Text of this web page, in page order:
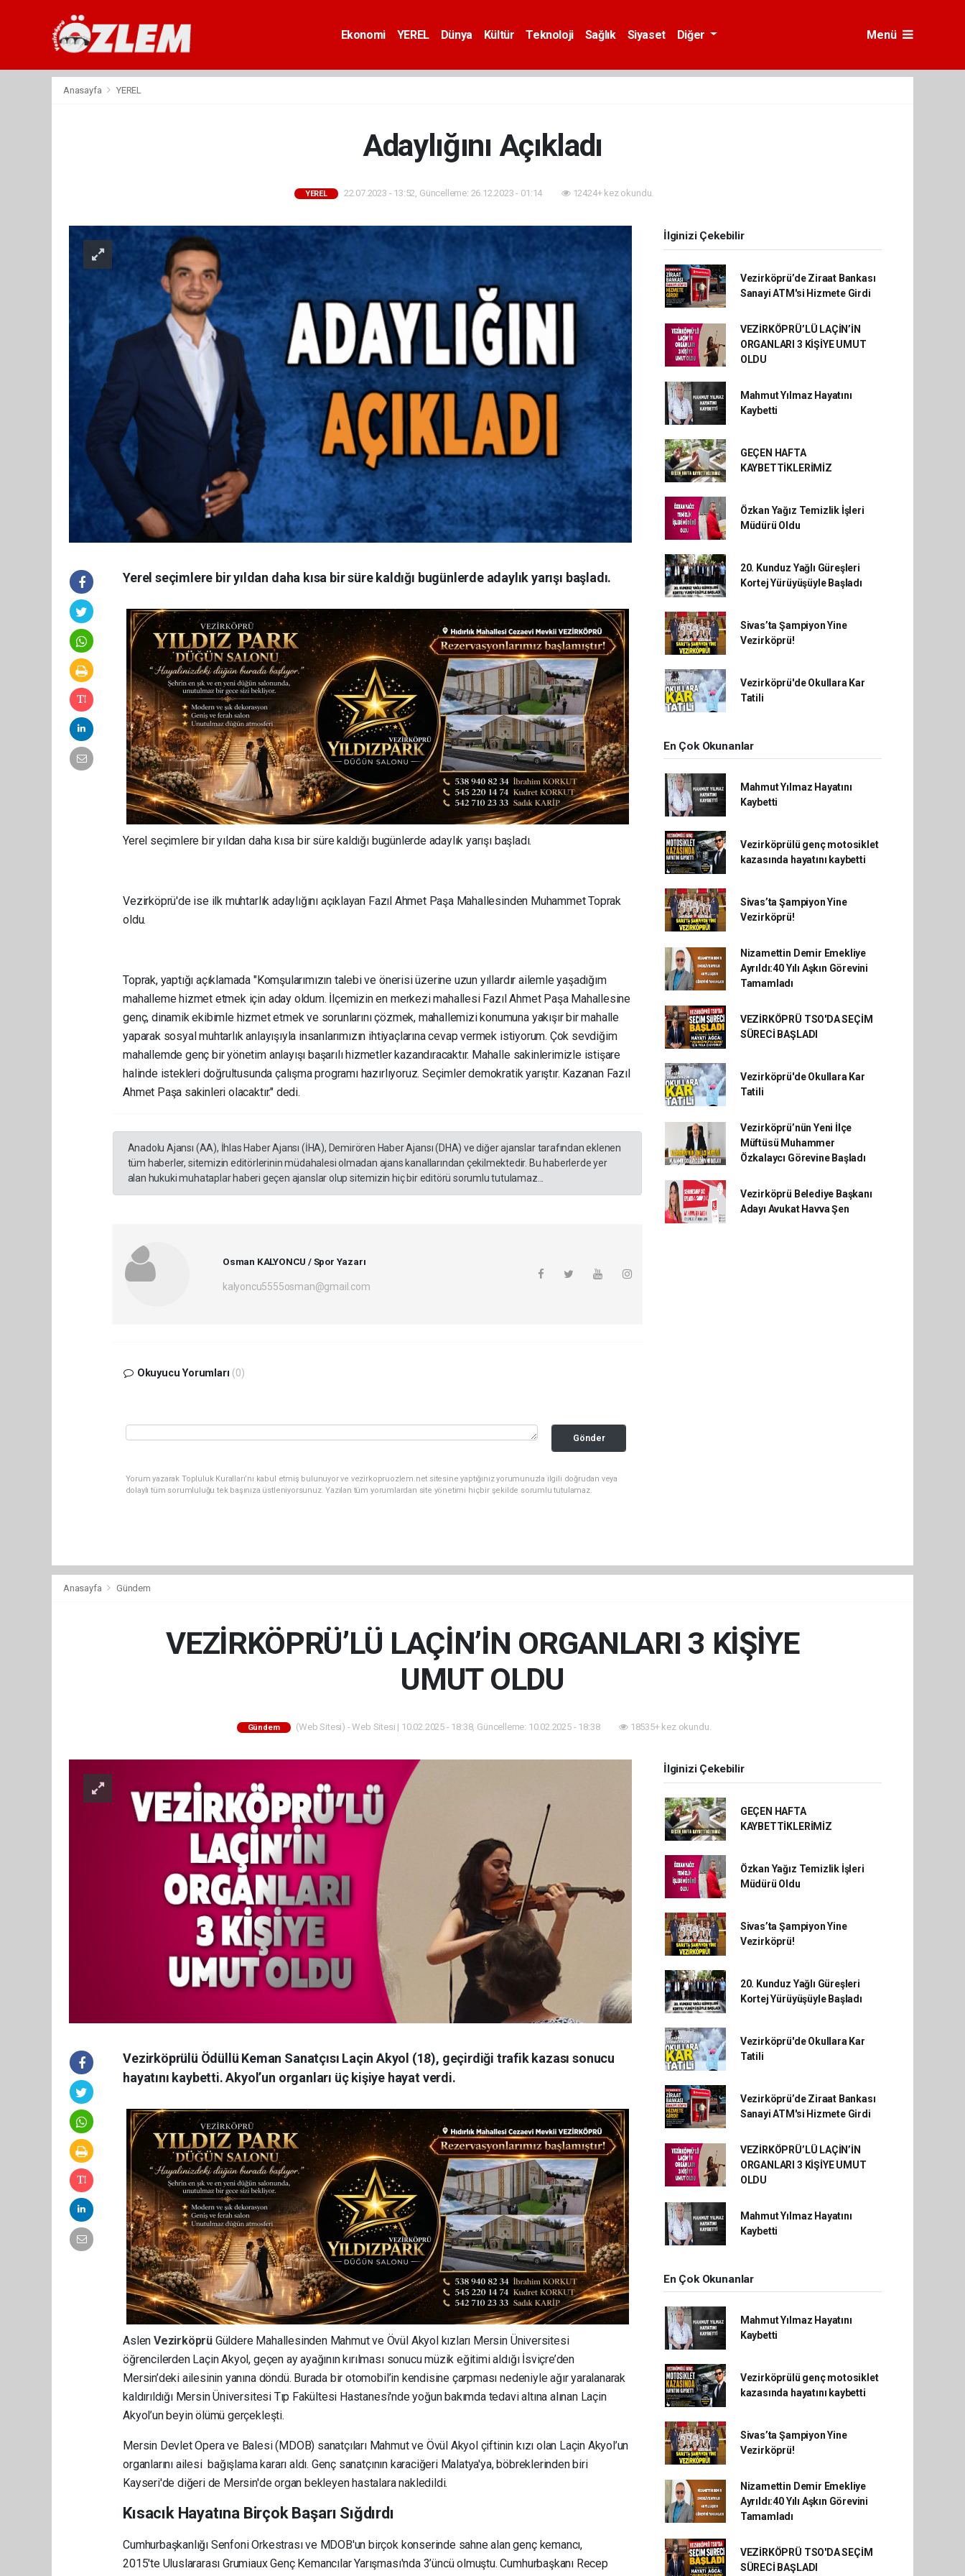
Ekonomi YEREL Dünya Kültür Teknoloji Sağlık Siyaset Diğer Menü
Anasayfa YEREL
Adaylığını Açıkladı
YEREL 22.07.2023 - 13:52, Güncelleme: 26.12.2023 - 01:14 12424+ kez okundu.
Yerel seçimlere bir yıldan daha kısa bir süre kaldığı bugünlerde adaylık yarışı başladı.
Yerel seçimlere bir yıldan daha kısa bir süre kaldığı bugünlerde adaylık yarışı başladı.
Vezirköprü'de ise ilk muhtarlık adaylığını açıklayan Fazıl Ahmet Paşa Mahallesinden Muhammet Toprak
oldu.
Toprak, yaptığı açıklamada "Komşularımızın talebi ve önerisi üzerine uzun yıllardır ailemle yaşadığım
mahalleme hizmet etmek için aday oldum. İlçemizin en merkezi mahallesi Fazıl Ahmet Paşa Mahallesine
genç, dinamik ekibimle hizmet etmek ve sorunlarını çözmek, mahallemizi konumuna yakışır bir mahalle
yaparak sosyal muhtarlık anlayışıyla insanlarımızın ihtiyaçlarına cevap vermek istiyorum. Çok sevdiğim
mahallemde genç bir yönetim anlayışı başarılı hizmetler kazandıracaktır. Mahalle sakinlerimizle istişare
halinde istekleri doğrultusunda çalışma programı hazırlıyoruz. Seçimler demokratik yarıştır. Kazanan Fazıl
Ahmet Paşa sakinleri olacaktır." dedi.
Anadolu Ajansı (AA), İhlas Haber Ajansı (İHA), Demirören Haber Ajansı (DHA) ve diğer ajanslar tarafından eklenen
tüm haberler, sitemizin editörlerinin müdahalesi olmadan ajans kanallarından çekilmektedir. Bu haberlerde yer
alan hukuki muhataplar haberi geçen ajanslar olup sitemizin hiç bir editörü sorumlu tutulamaz...
Osman KALYONCU / Spor Yazarı
kalyoncu5555osman@gmail.com
Okuyucu Yorumları (0)
Gönder
Yorum yazarak Topluluk Kuralları’nı kabul etmiş bulunuyor ve vezirkopruozlem.net sitesine yaptığınız yorumunuzla ilgili doğrudan veya
dolaylı tüm sorumluluğu tek başınıza üstleniyorsunuz. Yazılan tüm yorumlardan site yönetimi hiçbir şekilde sorumlu tutulamaz.
İlginizi Çekebilir
Vezirköprü’de Ziraat Bankası
Sanayi ATM'si Hizmete Girdi
VEZİRKÖPRÜ’LÜ LAÇİN’İN
ORGANLARI 3 KİŞİYE UMUT
OLDU
Mahmut Yılmaz Hayatını
Kaybetti
GEÇEN HAFTA
KAYBETTİKLERİMİZ
Özkan Yağız Temizlik İşleri
Müdürü Oldu
20. Kunduz Yağlı Güreşleri
Kortej Yürüyüşüyle Başladı
Sivas’ta Şampiyon Yine
Vezirköprü!
Vezirköprü'de Okullara Kar
Tatili
En Çok Okunanlar
Mahmut Yılmaz Hayatını
Kaybetti
Vezirköprülü genç motosiklet
kazasında hayatını kaybetti
Sivas’ta Şampiyon Yine
Vezirköprü!
Nizamettin Demir Emekliye
Ayrıldı:40 Yılı Aşkın Görevini
Tamamladı
VEZİRKÖPRÜ TSO'DA SEÇİM
SÜRECİ BAŞLADI
Vezirköprü'de Okullara Kar
Tatili
Vezirköprü’nün Yeni İlçe
Müftüsü Muhammer
Özkalaycı Görevine Başladı
Vezirköprü Belediye Başkanı
Adayı Avukat Havva Şen
Anasayfa Gündem
VEZİRKÖPRÜ’LÜ LAÇİN’İN ORGANLARI 3 KİŞİYE
UMUT OLDU
Gündem (Web Sitesi) - Web Sitesi | 10.02.2025 - 18:38, Güncelleme: 10.02.2025 - 18:38 18535+ kez okundu.
Vezirköprülü Ödüllü Keman Sanatçısı Laçin Akyol (18), geçirdiği trafik kazası sonucu
hayatını kaybetti. Akyol’un organları üç kişiye hayat verdi.
Aslen Vezirköprü Güldere Mahallesinden Mahmut ve Övül Akyol kızları Mersin Üniversitesi
öğrencilerden Laçin Akyol, geçen ay ayağının kırılması sonucu müzik eğitimi aldığı İsviçre’den
Mersin’deki ailesinin yanına döndü. Burada bir otomobil’in kendisine çarpması nedeniyle ağır yaralanarak
kaldırıldığı Mersin Üniversitesi Tıp Fakültesi Hastanesi'nde yoğun bakımda tedavi altına alınan Laçin
Akyol’un beyin ölümü gerçekleşti.
Mersin Devlet Opera ve Balesi (MDOB) sanatçıları Mahmut ve Övül Akyol çiftinin kızı olan Laçin Akyol’un
organlarını ailesi bağışlama kararı aldı. Genç sanatçının karaciğeri Malatya'ya, böbreklerinden biri
Kayseri'de diğeri de Mersin'de organ bekleyen hastalara nakledildi.
Kısacık Hayatına Birçok Başarı Sığdırdı
Cumhurbaşkanlığı Senfoni Orkestrası ve MDOB'un birçok konserinde sahne alan genç kemancı,
2015'te Uluslararası Grumiaux Genç Kemancılar Yarışması'nda 3’üncü olmuştu. Cumhurbaşkanı Recep
İlginizi Çekebilir
GEÇEN HAFTA
KAYBETTİKLERİMİZ
Özkan Yağız Temizlik İşleri
Müdürü Oldu
Sivas’ta Şampiyon Yine
Vezirköprü!
20. Kunduz Yağlı Güreşleri
Kortej Yürüyüşüyle Başladı
Vezirköprü'de Okullara Kar
Tatili
Vezirköprü’de Ziraat Bankası
Sanayi ATM'si Hizmete Girdi
VEZİRKÖPRÜ’LÜ LAÇİN’İN
ORGANLARI 3 KİŞİYE UMUT
OLDU
Mahmut Yılmaz Hayatını
Kaybetti
En Çok Okunanlar
Mahmut Yılmaz Hayatını
Kaybetti
Vezirköprülü genç motosiklet
kazasında hayatını kaybetti
Sivas’ta Şampiyon Yine
Vezirköprü!
Nizamettin Demir Emekliye
Ayrıldı:40 Yılı Aşkın Görevini
Tamamladı
VEZİRKÖPRÜ TSO'DA SEÇİM
SÜRECİ BAŞLADI